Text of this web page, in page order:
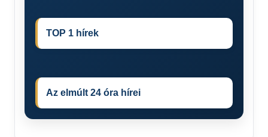
TOP 1 hírek
Az elmúlt 24 óra hírei